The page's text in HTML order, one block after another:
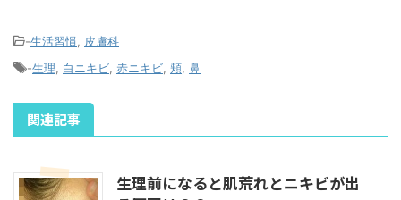
-生活習慣, 皮膚科
-生理, 白ニキビ, 赤ニキビ, 頬, 鼻
関連記事
生理前になると肌荒れとニキビが出